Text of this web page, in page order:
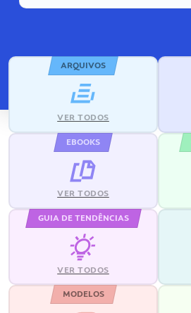
ARQUIVOS
VER TODOS
EBOOKS
VER TODOS
GUIA DE TENDÊNCIAS
VER TODOS
MODELOS